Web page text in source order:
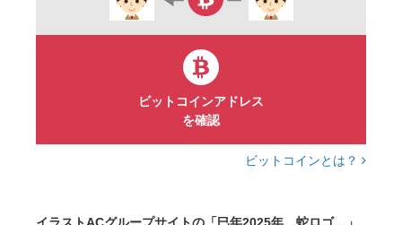
ビットコインアドレス
を確認
ビットコインとは？
イラストACグループサイトの「巳年2025年、蛇ロゴ。」